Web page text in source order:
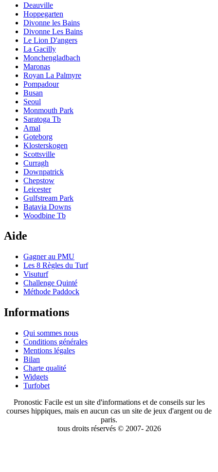
Deauville
Hoppegarten
Divonne les Bains
Divonne Les Bains
Le Lion D'angers
La Gacilly
Monchengladbach
Maronas
Royan La Palmyre
Pompadour
Busan
Seoul
Monmouth Park
Saratoga Tb
Amal
Goteborg
Klosterskogen
Scottsville
Curragh
Downpatrick
Chepstow
Leicester
Gulfstream Park
Batavia Downs
Woodbine Tb
Aide
Gagner au PMU
Les 8 Règles du Turf
Visuturf
Challenge Quinté
Méthode Paddock
Informations
Qui sommes nous
Conditions générales
Mentions légales
Bilan
Charte qualité
Widgets
Turfobet
Pronostic Facile est un site d'informations et de conseils sur les
courses hippiques, mais en aucun cas un site de jeux d'argent ou de
paris.
tous droits réservés © 2007- 2026